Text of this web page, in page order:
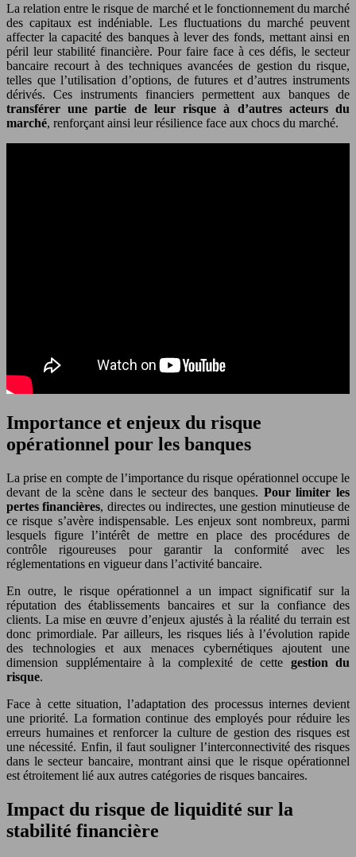
La relation entre le risque de marché et le fonctionnement du marché
des capitaux est indéniable. Les fluctuations du marché peuvent
affecter la capacité des banques à lever des fonds, mettant ainsi en
péril leur stabilité financière. Pour faire face à ces défis, le secteur
bancaire recourt à des techniques avancées de gestion du risque,
telles que l’utilisation d’options, de futures et d’autres instruments
dérivés. Ces instruments financiers permettent aux banques de
transférer une partie de leur risque à d’autres acteurs du
marché, renforçant ainsi leur résilience face aux chocs du marché.
Importance et enjeux du risque
opérationnel pour les banques
La prise en compte de l’importance du risque opérationnel occupe le
devant de la scène dans le secteur des banques. Pour limiter les
pertes financières, directes ou indirectes, une gestion minutieuse de
ce risque s’avère indispensable. Les enjeux sont nombreux, parmi
lesquels figure l’intérêt de mettre en place des procédures de
contrôle rigoureuses pour garantir la conformité avec les
réglementations en vigueur dans l’activité bancaire.
En outre, le risque opérationnel a un impact significatif sur la
réputation des établissements bancaires et sur la confiance des
clients. La mise en œuvre d’enjeux ajustés à la réalité du terrain est
donc primordiale. Par ailleurs, les risques liés à l’évolution rapide
des technologies et aux menaces cybernétiques ajoutent une
dimension supplémentaire à la complexité de cette gestion du
risque.
Face à cette situation, l’adaptation des processus internes devient
une priorité. La formation continue des employés pour réduire les
erreurs humaines et renforcer la culture de gestion des risques est
une nécessité. Enfin, il faut souligner l’interconnectivité des risques
dans le secteur bancaire, montrant ainsi que le risque opérationnel
est étroitement lié aux autres catégories de risques bancaires.
Impact du risque de liquidité sur la
stabilité financière